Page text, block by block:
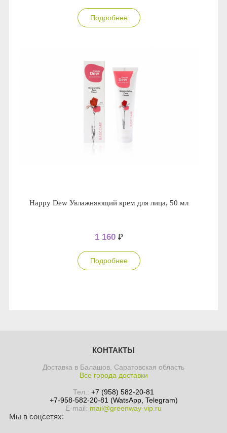
Подробнее
Happy Dew Увлажняющий крем для лица, 50 мл
1 160 ₽
Подробнее
КОНТАКТЫ
Доставка в Балашов, Саратовская область
Все города доставки
Тел.: +7 (958) 582-20-81
+7-958-582-20-81 (WatsApp, Telegram)
E-mail: mail@greenway-vip.ru
Мы в соцсетях: